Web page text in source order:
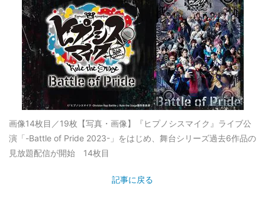
画像14枚目／19枚 【写真・画像】『ヒプノシスマイク』ライブ公
演「-Battle of Pride 2023-」をはじめ、舞台シリーズ過去6作品の
見放題配信が開始 14枚目
記事に戻る